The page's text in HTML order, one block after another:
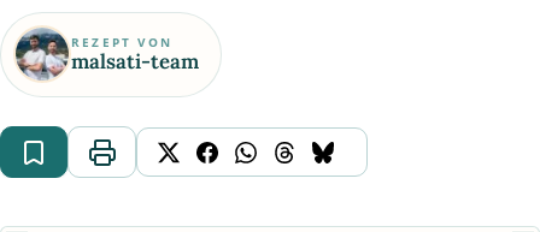
REZEPT VON
malsati-team